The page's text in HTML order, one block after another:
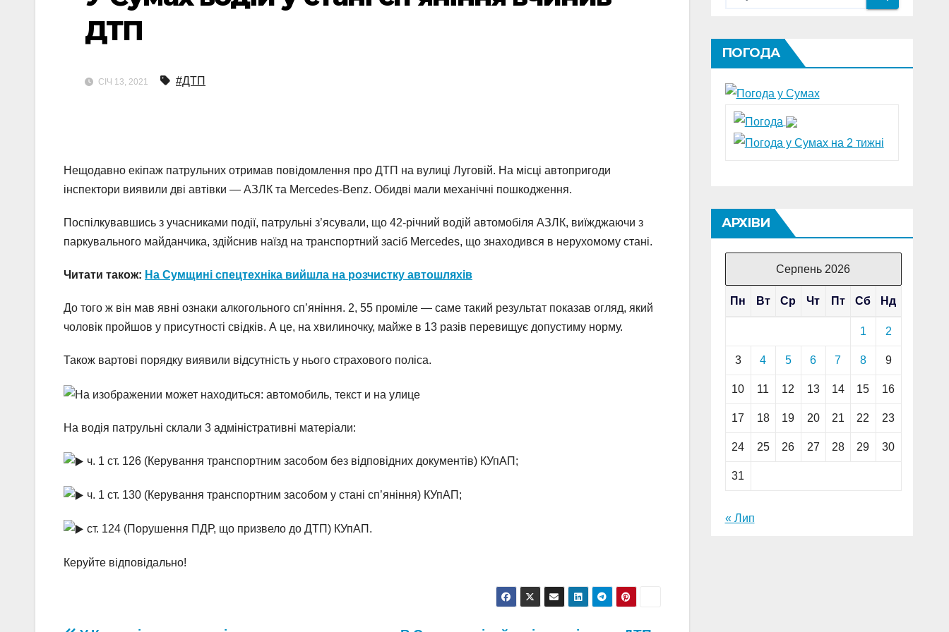
ДТП
СІЧ 13, 2021 #ДТП
Нещодавно екіпаж патрульних отримав повідомлення про ДТП на вулиці Луговій. На місці автопригоди
інспектори виявили дві автівки — АЗЛК та Mercedes-Benz. Обидві мали механічні пошкодження.
Поспілкувавшись з учасниками події, патрульні з’ясували, що 42-річний водій автомобіля АЗЛК, виїжджаючи з
паркувального майданчика, здійснив наїзд на транспортний засіб Mercedes, що знаходився в нерухомому стані.
Читати також: На Сумщині спецтехніка вийшла на розчистку автошляхів
До того ж він мав явні ознаки алкогольного сп’яніння. 2, 55 проміле — саме такий результат показав огляд, який
чоловік пройшов у присутності свідків. А це, на хвилиночку, майже в 13 разів перевищує допустиму норму.
Також вартові порядку виявили відсутність у нього страхового поліса.
На водія патрульні склали 3 адміністративні матеріали:
ч. 1 ст. 126 (Керування транспортним засобом без відповідних документів) КУпАП;
ч. 1 ст. 130 (Керування транспортним засобом у стані сп’яніння) КУпАП;
ст. 124 (Порушення ПДР, що призвело до ДТП) КУпАП.
Керуйте відповідально!
ПОГОДА
АРХІВИ
Серпень 2026
Пн Вт Ср Чт Пт Сб Нд
1 2
3 4 5 6 7 8 9
10 11 12 13 14 15 16
17 18 19 20 21 22 23
24 25 26 27 28 29 30
31
« Лип